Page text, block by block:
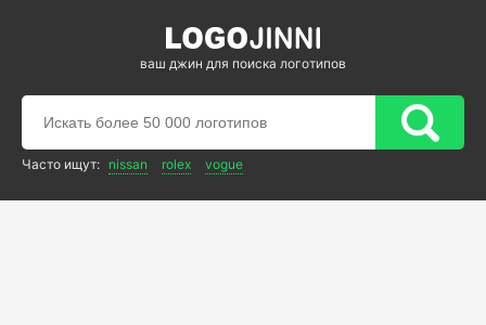
ваш джин для поиска логотипов
Часто ищут: nissan rolex vogue